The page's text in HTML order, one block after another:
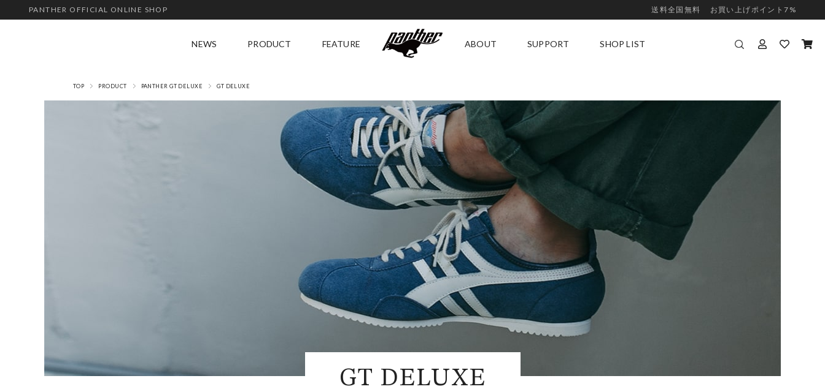
PANTHER OFFICIAL ONLINE SHOP 送料全国無料 お買い上げポイント7%
NEWS PRODUCT
JOGGING
GT DELUXE
FEATURE ABOUT
HISTORY
SUPPORT
SIZE GUIDE
SHOP LIST
取扱店舗一覧
TOP PRODUCT PANTHER GT DELUXE GT DELUXE
GT DELUXE